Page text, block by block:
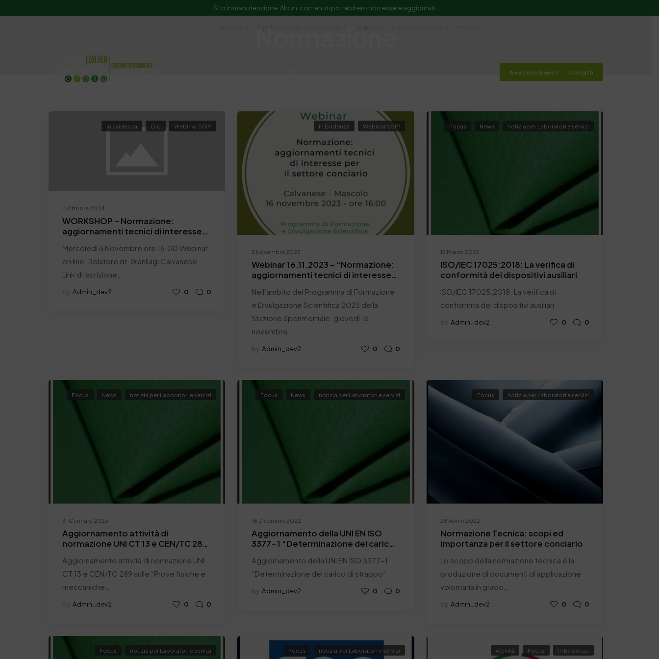
Sito in manutenzione. Alcuni contenuti potrebbero non essere aggiornati.
Area Contribuenti Contatti
4 Ottobre 2024
In Evidenza Old Webinar SSIP
WORKSHOP – Normazione:
aggiornamenti tecnici di interesse
Mercoledì 6 Novembre ore 16.00 Webinar
on line. Relatore dr. Gianluigi Calvanese
Link di iscrizione…
by Admin_dev2 0 0
2 Novembre 2023
In Evidenza Webinar SSIP
Webinar 16.11.2023 – “Normazione:
aggiornamenti tecnici di interesse
Nell’ambito del Programma di Formazione
e Divulgazione Scientifica 2023 della
Stazione Sperimentale, giovedì 16
novembre…
by Admin_dev2 0 0
15 Marzo 2023
Focus News notizia per Laboratori e servizi
ISO/IEC 17025:2018: La verifica di
conformità dei dispositivi ausiliari
ISO/IEC 17025:2018: La verifica di
conformità dei dispositivi ausiliari
by Admin_dev2 0 0
31 Gennaio 2023
Focus News notizia per Laboratori e servizi
Aggiornamento attività di
normazione UNI CT 13 e CEN/TC 289
di solidità del cuoio”
Aggiornamento attività di normazione UNI
CT 13 e CEN/TC 289 sulle “Prove fisiche e
meccaniche…
by Admin_dev2 0 0
16 Dicembre 2022
Focus News notizia per Laboratori e servizi
Aggiornamento della UNI EN ISO
3377-1 “Determinazione del carico
Aggiornamento della UNI EN ISO 3377-1
“Determinazione del carico di strappo”
by Admin_dev2 0 0
28 Aprile 2022
Focus notizia per Laboratori e servizi
Normazione Tecnica: scopi ed
importanza per il settore conciario
Lo scopo della normazione tecnica è la
produzione di documenti di applicazione
volontaria in grado…
by Admin_dev2 0 0
Focus notizia per Laboratori e servizi Focus notizia per Laboratori e servizi Attività Focus In Evidenza